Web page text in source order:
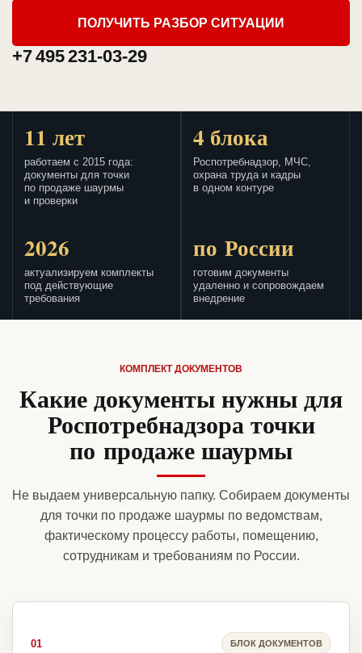
ПОЛУЧИТЬ РАЗБОР СИТУАЦИИ
+7 495 231-03-29
11 лет
работаем с 2015 года:
документы для точки
по продаже шаурмы
и проверки
4 блока
Роспотребнадзор, МЧС,
охрана труда и кадры
в одном контуре
2026
актуализируем комплекты
под действующие
требования
по России
готовим документы
удаленно и сопровождаем
внедрение
КОМПЛЕКТ ДОКУМЕНТОВ
Какие документы нужны для
Роспотребнадзора точки
по продаже шаурмы
Не выдаем универсальную папку. Собираем документы
для точки по продаже шаурмы по ведомствам,
фактическому процессу работы, помещению,
сотрудникам и требованиям по России.
01 БЛОК ДОКУМЕНТОВ